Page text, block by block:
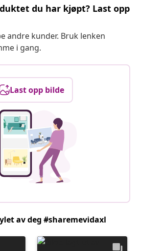
du har kjøpt? Last opp
andre kunder. Bruk lenken
i gang.
Last opp bilde
av deg #sharemevidaxl